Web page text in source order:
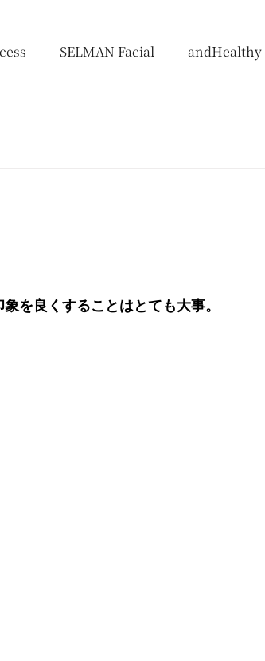
SELMAN Facial andHealthy
を良くすることはとても大事。